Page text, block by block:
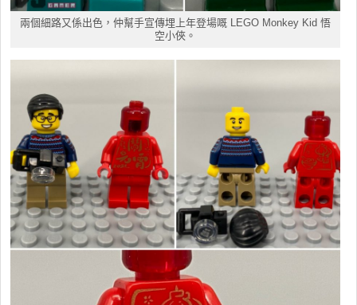
兩個細路又係出色，仲幫手宣傳埋上年登場嘅 LEGO Monkey Kid 悟
空小俠。